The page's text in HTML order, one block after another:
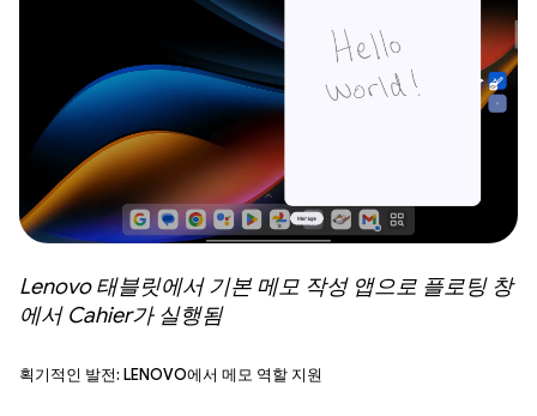
Lenovo 태블릿에서 기본 메모 작성 앱으로 플로팅 창
에서 Cahier가 실행됨
획기적인 발전: Lenovo에서 메모 역할 지원